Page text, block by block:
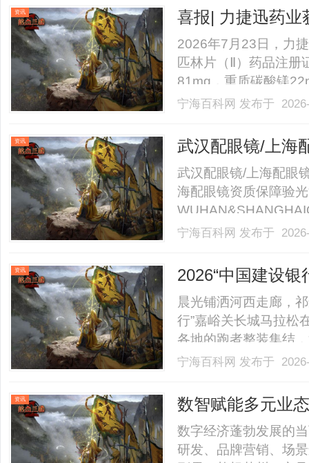
果超心动，差点直接
资讯 喜报| 力捷迅药业
2026年7月23日，力
匹林片（Ⅱ）药品注册
81mg，重质碳酸镁
证书编号：
术，在阿司匹林基础
宁海百科网 发布于
资讯 武汉配眼镜/上海
武汉配眼镜/上海配眼
海配眼镜资质保障验
业验光配镜的写字楼
40%-60%优惠，兼顾
宁海百科网 发布于
资讯 2026“中国建设
晨光铺洒河西走廊，
行”嘉峪关长城马拉松
各地的跑者整装集结
雄关”脚下开启一场兼
嘉峪关市体育局承办
宁海百科网 发布于
资讯
数智赋能多元业
站式综合服务生态
数字经济蓬勃发展的
研发、品牌营销、场